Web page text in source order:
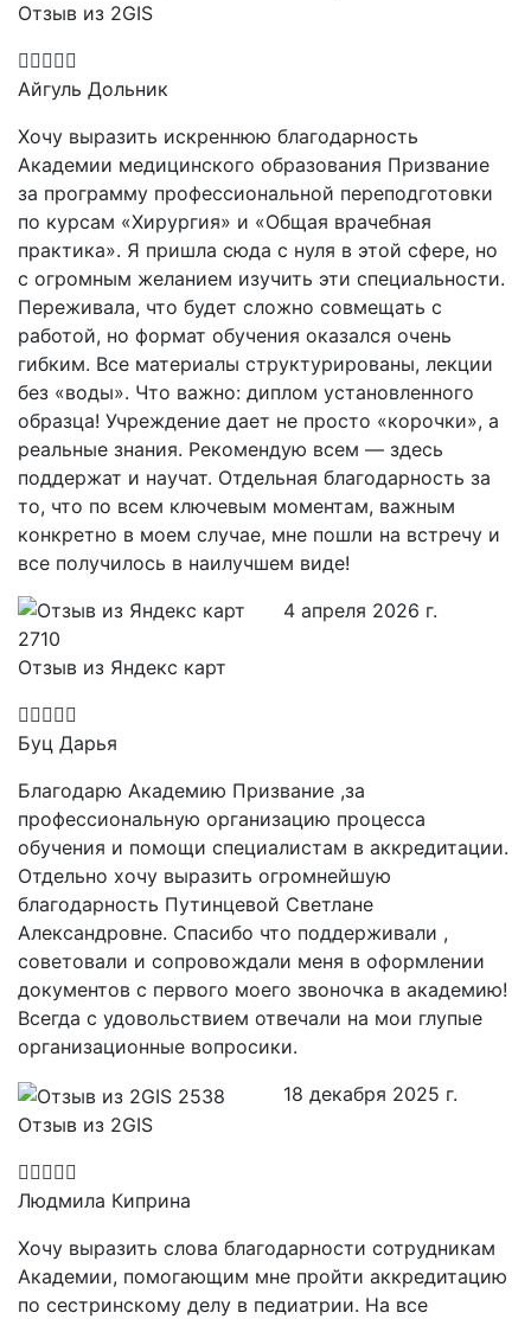
Отзыв из 2GIS
Айгуль Дольник
Хочу выразить искреннюю благодарность
Академии медицинского образования Призвание
за программу профессиональной переподготовки
по курсам «Хирургия» и «Общая врачебная
практика». Я пришла сюда с нуля в этой сфере, но
с огромным желанием изучить эти специальности.
Переживала, что будет сложно совмещать с
работой, но формат обучения оказался очень
гибким. Все материалы структурированы, лекции
без «воды». Что важно: диплом установленного
образца! Учреждение дает не просто «корочки», а
реальные знания. Рекомендую всем — здесь
поддержат и научат. Отдельная благодарность за
то, что по всем ключевым моментам, важным
конкретно в моем случае, мне пошли на встречу и
все получилось в наилучшем виде!
Отзыв из Яндекс карт
4 апреля 2026 г.
Буц Дарья
Благодарю Академию Призвание ,за
профессиональную организацию процесса
обучения и помощи специалистам в аккредитации.
Отдельно хочу выразить огромнейшую
благодарность Путинцевой Светлане
Александровне. Спасибо что поддерживали ,
советовали и сопровождали меня в оформлении
документов с первого моего звоночка в академию!
Всегда с удовольствием отвечали на мои глупые
организационные вопросики.
Отзыв из 2GIS
18 декабря 2025 г.
Людмила Киприна
Хочу выразить слова благодарности сотрудникам
Академии, помогающим мне пройти аккредитацию
по сестринскому делу в педиатрии. На все